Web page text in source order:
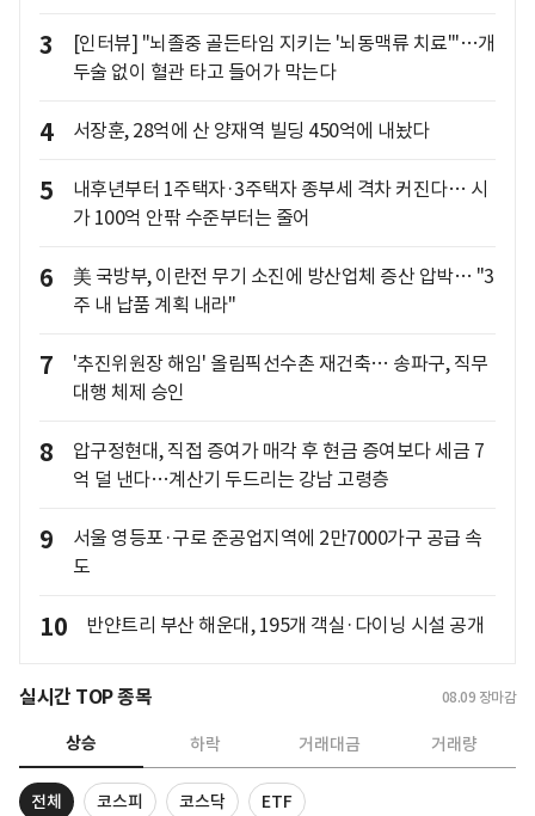
3
[인터뷰] "뇌졸중 골든타임 지키는 '뇌동맥류 치료'"…개
두술 없이 혈관 타고 들어가 막는다
4 서장훈, 28억에 산 양재역 빌딩 450억에 내놨다
5
내후년부터 1주택자·3주택자 종부세 격차 커진다… 시
가 100억 안팎 수준부터는 줄어
6
美 국방부, 이란전 무기 소진에 방산업체 증산 압박… "3
주 내 납품 계획 내라"
7
'추진위원장 해임' 올림픽선수촌 재건축… 송파구, 직무
대행 체제 승인
8
압구정현대, 직접 증여가 매각 후 현금 증여보다 세금 7
억 덜 낸다…계산기 두드리는 강남 고령층
9
서울 영등포·구로 준공업지역에 2만7000가구 공급 속
도
10 반얀트리 부산 해운대, 195개 객실·다이닝 시설 공개
실시간 TOP 종목 08.09 장마감
상승 하락 거래대금 거래량
전체 코스피 코스닥 ETF